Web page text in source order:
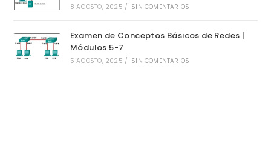
8 AGOSTO, 2025 / SIN COMENTARIOS
Examen de Conceptos Básicos de Redes |
Módulos 5-7
5 AGOSTO, 2025 / SIN COMENTARIOS